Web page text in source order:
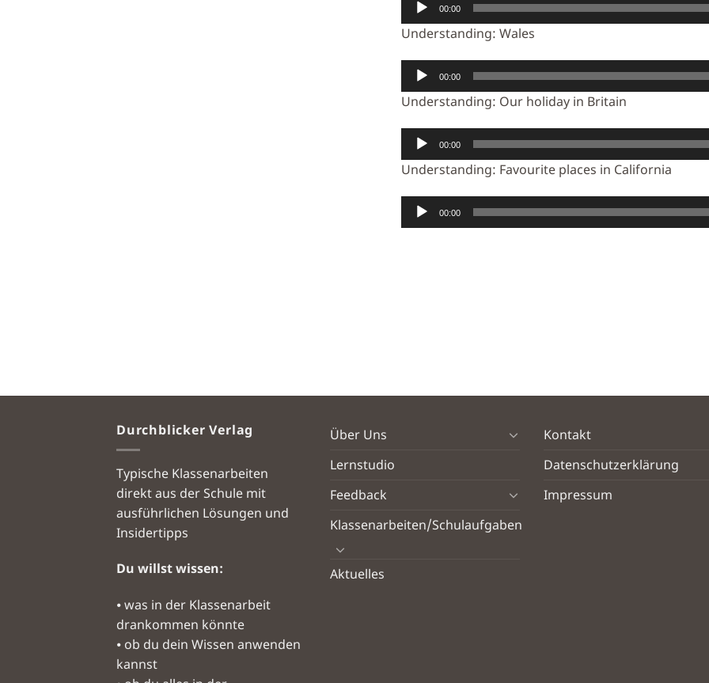
Player
00:00
Understanding: Wales
Audio-
Player
00:00
Understanding: Our holiday in Britain
Audio-
Player
00:00
Understanding: Favourite places in California
Audio-
Player
00:00
Durchblicker Verlag
Typische Klassenarbeiten
direkt aus der Schule mit
ausführlichen Lösungen und
Insidertipps
Du willst wissen:
⦁ was in der Klassenarbeit
drankommen könnte
⦁ ob du dein Wissen anwenden
kannst
Über Uns
Lernstudio
Feedback
Klassenarbeiten/Schulaufgaben
Aktuelles
Kontakt
Datenschutzerklärung
Impressum